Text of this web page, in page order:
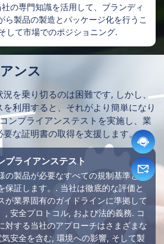
の専門知識を活用して、ブランディ
ら製品の製造とパッケージ化を行うこ
して市場でのポジショニング.
ンス
を乗り切るのは困難です, しかし、
利用すると、それがより簡単になり
ンプライアンステストを実施し、業
な証明書の取得を支援します。.
プライアンステスト
の製品が必要なすべての規制基準と要
保証します。. 当社は徹底的な評価と
が業界固有のガイドラインに準拠して
, 安全プロトコル, および法的義務. コ
対する当社のアプローチはさまざまな
安全を含む, 環境への影響, そして製